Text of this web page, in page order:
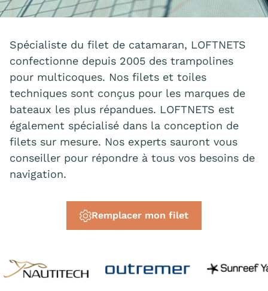
Spécialiste du filet de catamaran, LOFTNETS
confectionne depuis 2005 des trampolines
pour multicoques. Nos filets et toiles
techniques sont conçus pour les marques de
bateaux les plus répandues. LOFTNETS est
également spécialisé dans la conception de
filets sur mesure. Nos experts sauront vous
conseiller pour répondre à tous vos besoins de
navigation.
Remplacer mon filet